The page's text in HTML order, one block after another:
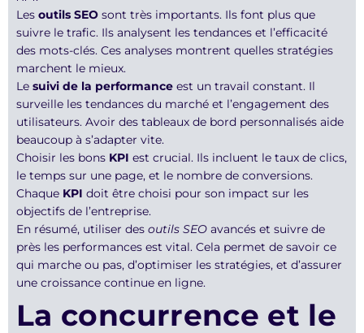
Les outils SEO sont très importants. Ils font plus que
suivre le trafic. Ils analysent les tendances et l’efficacité
des mots-clés. Ces analyses montrent quelles stratégies
marchent le mieux.
Le suivi de la performance est un travail constant. Il
surveille les tendances du marché et l’engagement des
utilisateurs. Avoir des tableaux de bord personnalisés aide
beaucoup à s’adapter vite.
Choisir les bons KPI est crucial. Ils incluent le taux de clics,
le temps sur une page, et le nombre de conversions.
Chaque KPI doit être choisi pour son impact sur les
objectifs de l’entreprise.
En résumé, utiliser des outils SEO avancés et suivre de
près les performances est vital. Cela permet de savoir ce
qui marche ou pas, d’optimiser les stratégies, et d’assurer
une croissance continue en ligne.
La concurrence et le